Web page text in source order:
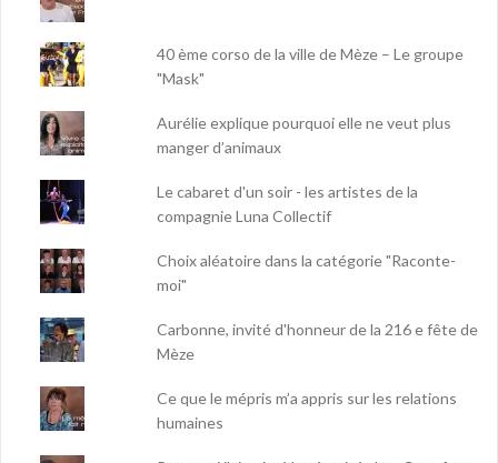
40 ème corso de la ville de Mèze – Le groupe
"Mask"
Aurélie explique pourquoi elle ne veut plus
manger d’animaux
Le cabaret d'un soir - les artistes de la
compagnie Luna Collectif
Choix aléatoire dans la catégorie "Raconte-
moi"
Carbonne, invité d'honneur de la 216 e fête de
Mèze
Ce que le mépris m’a appris sur les relations
humaines